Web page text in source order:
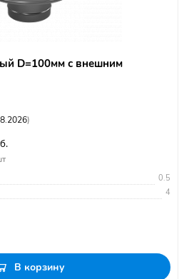
D=100мм с внешним
)
0.5
4
В корзину